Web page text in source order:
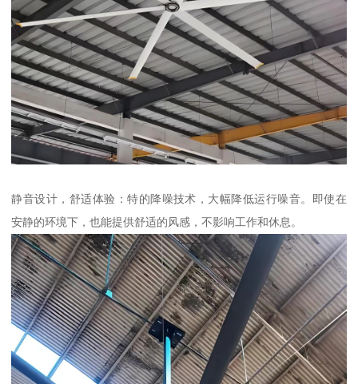
静音设计，舒适体验：特的降噪技术，大幅降低运行噪音。即使在
安静的环境下，也能提供舒适的风感，不影响工作和休息。